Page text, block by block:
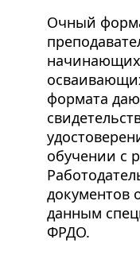
Очный
начинающих
формата
обучении с
документов
данным
ФРДО.